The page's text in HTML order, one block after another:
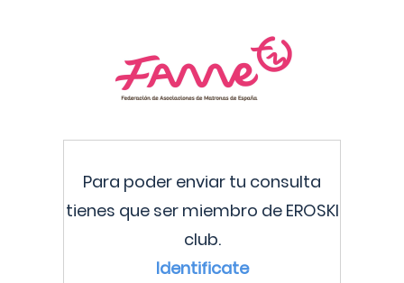
Para poder enviar tu consulta
tienes que ser miembro de EROSKI
club.
Identificate